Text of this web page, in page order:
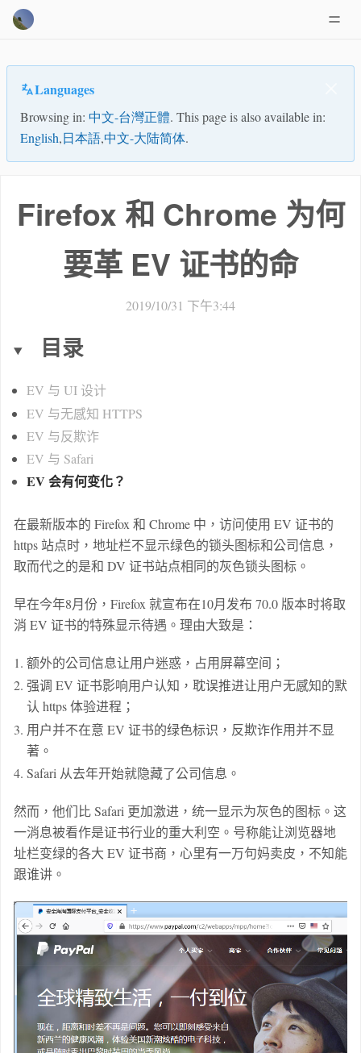
Languages
Browsing in: 中文-台灣正體. This page is also available in:
English,日本語,中文-大陆简体.
Firefox 和 Chrome 为何
要革 EV 证书的命
2019/10/31 下午3:44
目录
EV 与 UI 设计
EV 与无感知 HTTPS
EV 与反欺诈
EV 与 Safari
EV 会有何变化？
在最新版本的 Firefox 和 Chrome 中，访问使用 EV 证书的
https 站点时，地址栏不显示绿色的锁头图标和公司信息，
取而代之的是和 DV 证书站点相同的灰色锁头图标。
早在今年8月份，Firefox 就宣布在10月发布 70.0 版本时将取
消 EV 证书的特殊显示待遇。理由大致是：
额外的公司信息让用户迷惑，占用屏幕空间；
强调 EV 证书影响用户认知，耽误推进让用户无感知的默
认 https 体验进程；
用户并不在意 EV 证书的绿色标识，反欺诈作用并不显
著。
Safari 从去年开始就隐藏了公司信息。
然而，他们比 Safari 更加激进，统一显示为灰色的图标。这
一消息被看作是证书行业的重大利空。号称能让浏览器地
址栏变绿的各大 EV 证书商，心里有一万句妈卖皮，不知能
跟谁讲。